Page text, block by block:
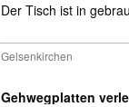
Der Tisch ist in
Gelsenkirchen
Gehwegplatten